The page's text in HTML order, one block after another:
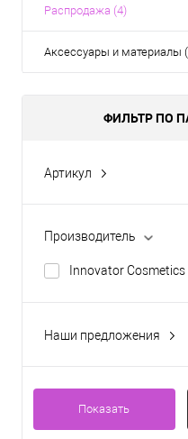
Распродажа (4)
Аксессуары и материалы
ФИЛЬТР ПО
Артикул
Показать ещё 2
Производитель
Innovator Cosmetics
Наши предложения
Показать